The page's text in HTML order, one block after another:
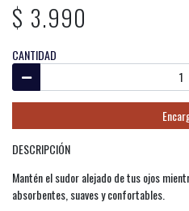
$ 3.990
CANTIDAD
DESCRIPCIÓN
Mantén el sudor alejado de tus ojos
absorbentes, suaves y confortables.